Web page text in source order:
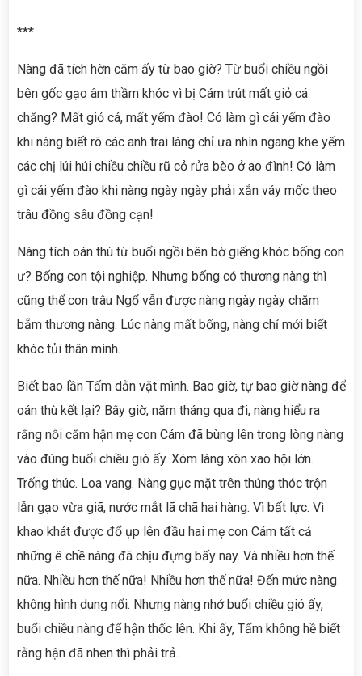
***
Nàng đã tích hờn căm ấy từ bao giờ? Từ buổi chiều ngồi
bên gốc gạo âm thầm khóc vì bị Cám trút mất giỏ cá
chăng? Mất giỏ cá, mất yếm đào! Có làm gì cái yếm đào
khi nàng biết rõ các anh trai làng chỉ ưa nhìn ngang khe yếm
các chị lúi húi chiều chiều rũ cỏ rửa bèo ở ao đình! Có làm
gì cái yếm đào khi nàng ngày ngày phải xắn váy mốc theo
trâu đồng sâu đồng cạn!
Nàng tích oán thù từ buổi ngồi bên bờ giếng khóc bống con
ư? Bống con tội nghiệp. Nhưng bống có thương nàng thì
cũng thể con trâu Ngổ vẫn được nàng ngày ngày chăm
bẵm thương nàng. Lúc nàng mất bống, nàng chỉ mới biết
khóc tủi thân mình.
Biết bao lần Tấm dằn vặt mình. Bao giờ, tự bao giờ nàng để
oán thù kết lại? Bây giờ, năm tháng qua đi, nàng hiểu ra
rằng nỗi căm hận mẹ con Cám đã bùng lên trong lòng nàng
vào đúng buổi chiều gió ấy. Xóm làng xôn xao hội lớn.
Trống thúc. Loa vang. Nàng gục mặt trên thúng thóc trộn
lẫn gạo vừa giã, nước mắt lã chã hai hàng. Vì bất lực. Vì
khao khát được đổ ụp lên đầu hai mẹ con Cám tất cả
những ê chề nàng đã chịu đựng bấy nay. Và nhiều hơn thế
nữa. Nhiều hơn thế nữa! Nhiều hơn thế nữa! Đến mức nàng
không hình dung nổi. Nhưng nàng nhớ buổi chiều gió ấy,
buổi chiều nàng để hận thốc lên. Khi ấy, Tấm không hề biết
rằng hận đã nhen thì phải trả.